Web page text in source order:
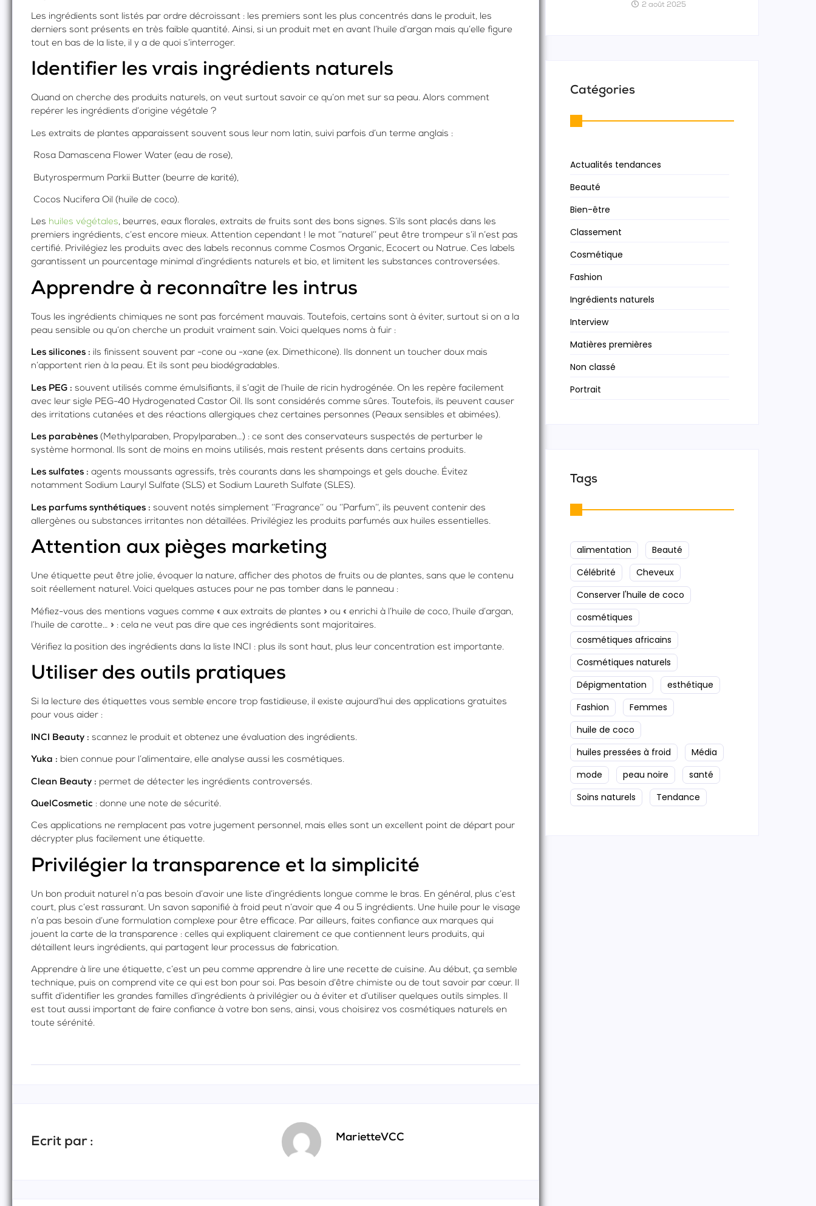
Les ingrédients sont listés par ordre décroissant : les premiers sont les plus concentrés dans le produit, les
derniers sont présents en très faible quantité. Ainsi, si un produit met en avant l’huile d’argan mais qu’elle figure
tout en bas de la liste, il y a de quoi s’interroger.
Identifier les vrais ingrédients naturels
Quand on cherche des produits naturels, on veut surtout savoir ce qu’on met sur sa peau. Alors comment
repérer les ingrédients d’origine végétale ?
Les extraits de plantes apparaissent souvent sous leur nom latin, suivi parfois d’un terme anglais :
Rosa Damascena Flower Water (eau de rose),
Butyrospermum Parkii Butter (beurre de karité),
Cocos Nucifera Oil (huile de coco).
Les huiles végétales, beurres, eaux florales, extraits de fruits sont des bons signes. S’ils sont placés dans les
premiers ingrédients, c’est encore mieux. Attention cependant ! le mot ‘’naturel’’ peut être trompeur s’il n’est pas
certifié. Privilégiez les produits avec des labels reconnus comme Cosmos Organic, Ecocert ou Natrue. Ces labels
garantissent un pourcentage minimal d’ingrédients naturels et bio, et limitent les substances controversées.
Apprendre à reconnaître les intrus
Tous les ingrédients chimiques ne sont pas forcément mauvais. Toutefois, certains sont à éviter, surtout si on a la
peau sensible ou qu’on cherche un produit vraiment sain. Voici quelques noms à fuir :
Les silicones : ils finissent souvent par -cone ou -xane (ex. Dimethicone). Ils donnent un toucher doux mais
n’apportent rien à la peau. Et ils sont peu biodégradables.
Les PEG : souvent utilisés comme émulsifiants, il s’agit de l’huile de ricin hydrogénée. On les repère facilement
avec leur sigle PEG-40 Hydrogenated Castor Oil. Ils sont considérés comme sûres. Toutefois, ils peuvent causer
des irritations cutanées et des réactions allergiques chez certaines personnes (Peaux sensibles et abimées).
Les parabènes (Methylparaben, Propylparaben…) : ce sont des conservateurs suspectés de perturber le
système hormonal. Ils sont de moins en moins utilisés, mais restent présents dans certains produits.
Les sulfates : agents moussants agressifs, très courants dans les shampoings et gels douche. Évitez
notamment Sodium Lauryl Sulfate (SLS) et Sodium Laureth Sulfate (SLES).
Les parfums synthétiques : souvent notés simplement ‘’Fragrance’’ ou ‘’Parfum’’, ils peuvent contenir des
allergènes ou substances irritantes non détaillées. Privilégiez les produits parfumés aux huiles essentielles.
Attention aux pièges marketing
Une étiquette peut être jolie, évoquer la nature, afficher des photos de fruits ou de plantes, sans que le contenu
soit réellement naturel. Voici quelques astuces pour ne pas tomber dans le panneau :
Méfiez-vous des mentions vagues comme « aux extraits de plantes » ou « enrichi à l’huile de coco, l’huile d’argan,
l’huile de carotte… » : cela ne veut pas dire que ces ingrédients sont majoritaires.
Vérifiez la position des ingrédients dans la liste INCI : plus ils sont haut, plus leur concentration est importante.
Utiliser des outils pratiques
Si la lecture des étiquettes vous semble encore trop fastidieuse, il existe aujourd’hui des applications gratuites
pour vous aider :
INCI Beauty : scannez le produit et obtenez une évaluation des ingrédients.
Yuka : bien connue pour l’alimentaire, elle analyse aussi les cosmétiques.
Clean Beauty : permet de détecter les ingrédients controversés.
QuelCosmetic : donne une note de sécurité.
Ces applications ne remplacent pas votre jugement personnel, mais elles sont un excellent point de départ pour
décrypter plus facilement une étiquette.
Privilégier la transparence et la simplicité
Un bon produit naturel n’a pas besoin d’avoir une liste d’ingrédients longue comme le bras. En général, plus c’est
court, plus c’est rassurant. Un savon saponifié à froid peut n’avoir que 4 ou 5 ingrédients. Une huile pour le visage
n’a pas besoin d’une formulation complexe pour être efficace. Par ailleurs, faites confiance aux marques qui
jouent la carte de la transparence : celles qui expliquent clairement ce que contiennent leurs produits, qui
détaillent leurs ingrédients, qui partagent leur processus de fabrication.
Apprendre à lire une étiquette, c’est un peu comme apprendre à lire une recette de cuisine. Au début, ça semble
technique, puis on comprend vite ce qui est bon pour soi. Pas besoin d’être chimiste ou de tout savoir par cœur. Il
suffit d’identifier les grandes familles d’ingrédients à privilégier ou à éviter et d’utiliser quelques outils simples. Il
est tout aussi important de faire confiance à votre bon sens, ainsi, vous choisirez vos cosmétiques naturels en
toute sérénité.
Ecrit par : MarietteVCC
2 août 2025
Catégories
Actualités tendances
Beauté
Bien-être
Classement
Cosmétique
Fashion
Ingrédients naturels
Interview
Matières premières
Non classé
Portrait
Tags
alimentation
Beauté
Célébrité
Cheveux
Conserver l'huile de coco
cosmétiques
cosmétiques africains
Cosmétiques naturels
Dépigmentation
esthétique
Fashion
Femmes
huile de coco
huiles pressées à froid
Média
mode
peau noire
santé
Soins naturels
Tendance